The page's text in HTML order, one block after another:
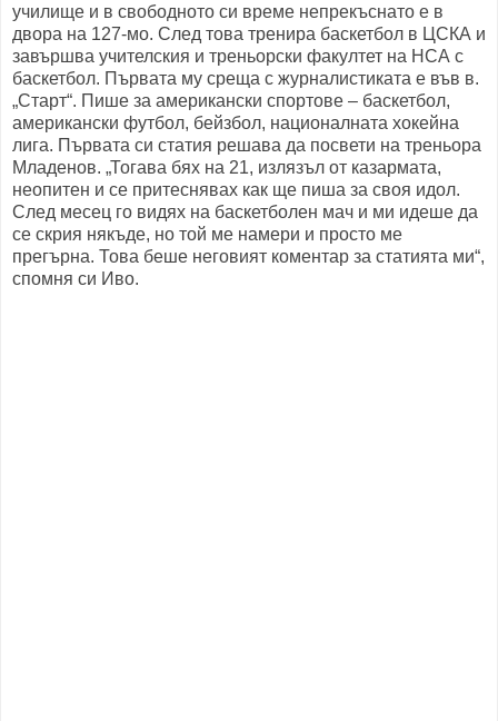
училище и в свободното си време непрекъснато е в
двора на 127-мо. След това тренира баскетбол в ЦСКА и
завършва учителския и треньорски факултет на НСА с
баскетбол. Първата му среща с журналистиката е във в.
„Старт“. Пише за американски спортове – баскетбол,
американски футбол, бейзбол, националната хокейна
лига. Първата си статия решава да посвети на треньора
Младенов. „Тогава бях на 21, излязъл от казармата,
неопитен и се притеснявах как ще пиша за своя идол.
След месец го видях на баскетболен мач и ми идеше да
се скрия някъде, но той ме намери и просто ме
прегърна. Това беше неговият коментар за статията ми“,
спомня си Иво.